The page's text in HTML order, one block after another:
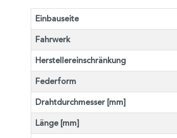
Einbauseite
Fahrwerk
Herstellereinschränkung
Federform
Drahtdurchmesser [mm]
Länge [mm]